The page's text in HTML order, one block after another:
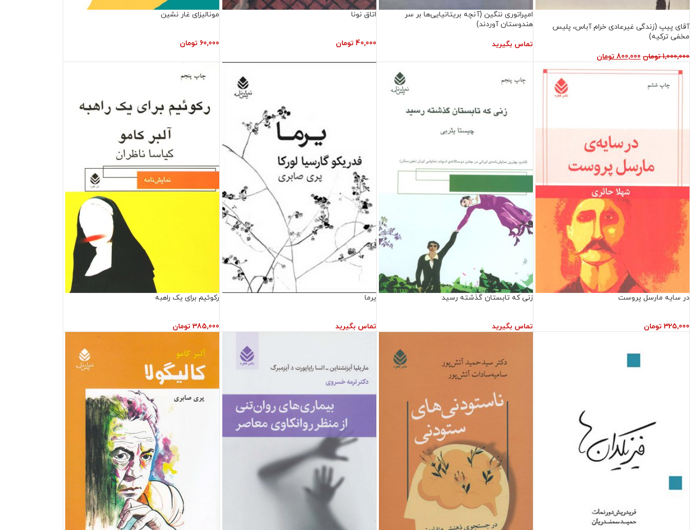
آقای پیپ (زندگی غیرعادی خرام آباس، پلیس
مخفی ترکیه)
1,000,000 تومان 800,000 تومان
امپراتوری ننگین (آنچه بریتانیایی‌ها بر سر
هندوستان آوردند)
تماس بگیرید
اتاق نونا
40,000 تومان
مونالیزای غار نشین
60,000 تومان
در سایه مارسل پروست
325,000 تومان
زنی که تابستان گذشته رسید
تماس بگیرید
یرما
تماس بگیرید
رکوئیم برای یک راهبه
385,000 تومان